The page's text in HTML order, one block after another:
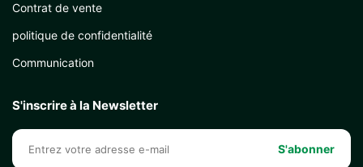
Contrat de vente
politique de confidentialité
Communication
S'inscrire à la Newsletter
S'abonner